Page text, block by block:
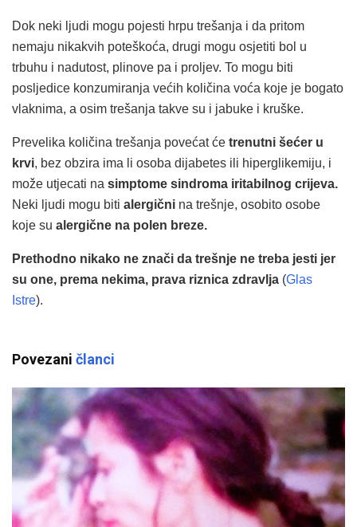
Dok neki ljudi mogu pojesti hrpu trešanja i da pritom
nemaju nikakvih poteškoća, drugi mogu osjetiti bol u
trbuhu i nadutost, plinove pa i proljev. To mogu biti
posljedice konzumiranja većih količina voća koje je bogato
vlaknima, a osim trešanja takve su i jabuke i kruške.
Prevelika količina trešanja povećat će trenutni šećer u
krvi, bez obzira ima li osoba dijabetes ili hiperglikemiju, i
može utjecati na simptome sindroma iritabilnog crijeva.
Neki ljudi mogu biti alergični na trešnje, osobito osobe
koje su alergične na polen breze.
Prethodno nikako ne znači da trešnje ne treba jesti jer
su one, prema nekima, prava riznica zdravlja (Glas
Istre).
Povezani članci